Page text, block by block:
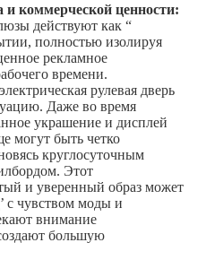
коммерческой ценности:
действуют как “
полностью изолируя
рекламное
времени.
рулевая дверь
Даже во время
украшение и дисплей
могут быть четко
круглосуточным
Этот
и уверенный образ может
с чувством моды и
внимание
большую